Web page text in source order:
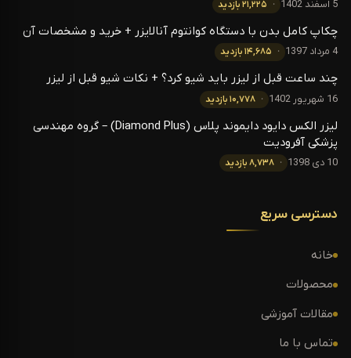
5 اسفند 1402 ۲۱,۲۲۵ بازدید
چکاپ کامل بدن با دستگاه کوانتوم آنالایزر + خرید و مشخصات آن
4 مرداد 1397 ۱۴,۶۸۵ بازدید
چند ساعت قبل از لیزر باید شیو کرد؟ + نکات شیو قبل از لیزر
16 شهریور 1402 ۱۰,۷۷۸ بازدید
لیزر الکس دایود دایموند پلاس (Diamond Plus) – گروه مهندسی
پزشکی آفرودیت
10 دی 1398 ۸,۷۳۸ بازدید
دسترسی سریع
خانه
محصولات
مقالات آموزشی
تماس با ما